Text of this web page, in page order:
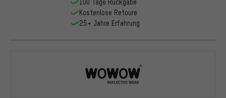
100 Tage Rückgabe
Kostenlose Retoure
25+ Jahre Erfahrung